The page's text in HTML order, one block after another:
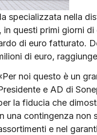
specializzata nella
questi primi giorni di
di euro fatturato.
di euro,
noi questo è un
e AD di
la fiducia che
una contingenza non
e nel